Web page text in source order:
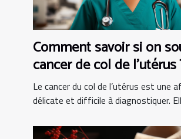
Comment savoir si on
cancer de col de l’utérus
Le cancer du col de l’utérus est une
délicate et difficile à diagnostiquer.